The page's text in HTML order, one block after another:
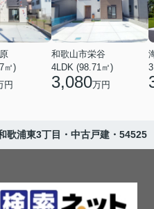
㎡)
円
和歌山市栄谷
4LDK (98.71㎡)
3,080万円
歌浦東3丁目・中古戸建・54525